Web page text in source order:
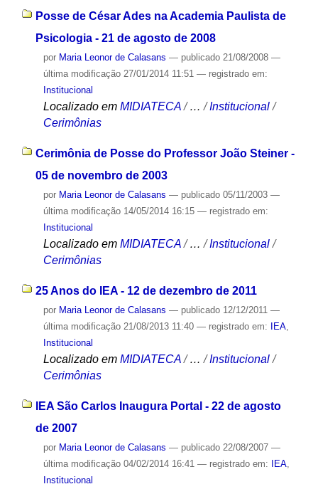
Posse de César Ades na Academia Paulista de
Psicologia - 21 de agosto de 2008
por Maria Leonor de Calasans — publicado21/08/2008 —
última modificação27/01/2014 11:51 — registrado em:
Institucional
Localizado em MIDIATECA / …/Institucional /
Cerimônias
Cerimônia de Posse do Professor João Steiner -
05 de novembro de 2003
por Maria Leonor de Calasans — publicado05/11/2003 —
última modificação14/05/2014 16:15 — registrado em:
Institucional
Localizado em MIDIATECA /…/Institucional /
Cerimônias
25 Anos do IEA - 12 de dezembro de 2011
por Maria Leonor de Calasans — publicado12/12/2011 —
última modificação21/08/2013 11:40 — registrado em: IEA,
Institucional
Localizado em MIDIATECA /…/Institucional /
Cerimônias
IEA São Carlos Inaugura Portal - 22 de agosto
de 2007
por Maria Leonor de Calasans — publicado22/08/2007 —
última modificação04/02/2014 16:41 — registrado em: IEA,
Institucional